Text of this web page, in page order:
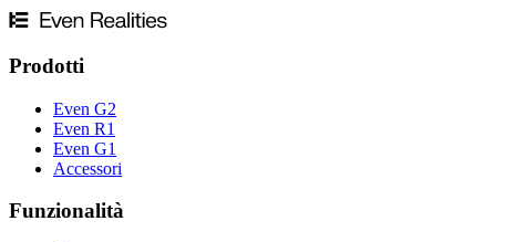
Prodotti
Even G2
Even R1
Even G1
Accessori
Funzionalità